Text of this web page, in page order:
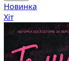
Новинка
Хіт